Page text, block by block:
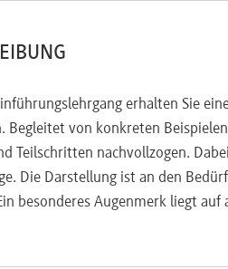
erhalten Sie
Begleitet von konkreten
Teilschritten nachvollzogen.
Die Darstellung ist an den
besonderes Augenmerk liegt auf